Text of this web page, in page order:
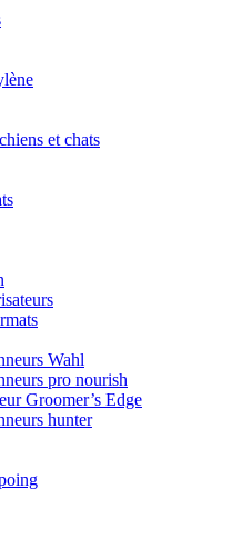
et chats
Wahl
pro nourish
Groomer’s Edge
hunter